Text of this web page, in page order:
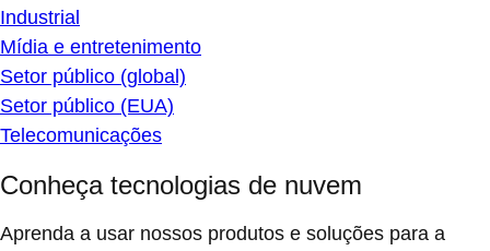
Industrial
Mídia e entretenimento
Setor público (global)
Setor público (EUA)
Telecomunicações
Conheça tecnologias de nuvem
Aprenda a usar nossos produtos e soluções para a